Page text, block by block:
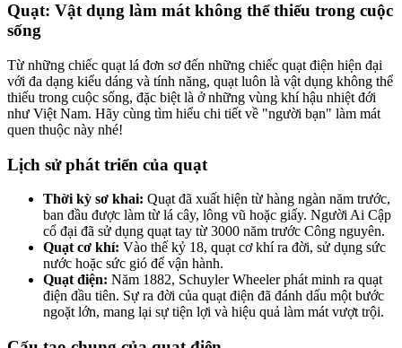
Quạt: Vật dụng làm mát không thể thiếu trong cuộc
sống
Từ những chiếc quạt lá đơn sơ đến những chiếc quạt điện hiện đại
với đa dạng kiểu dáng và tính năng, quạt luôn là vật dụng không thể
thiếu trong cuộc sống, đặc biệt là ở những vùng khí hậu nhiệt đới
như Việt Nam. Hãy cùng tìm hiểu chi tiết về "người bạn" làm mát
quen thuộc này nhé!
Lịch sử phát triển của quạt
Thời kỳ sơ khai: Quạt đã xuất hiện từ hàng ngàn năm trước,
ban đầu được làm từ lá cây, lông vũ hoặc giấy. Người Ai Cập
cổ đại đã sử dụng quạt tay từ 3000 năm trước Công nguyên.
Quạt cơ khí: Vào thế kỷ 18, quạt cơ khí ra đời, sử dụng sức
nước hoặc sức gió để vận hành.
Quạt điện: Năm 1882, Schuyler Wheeler phát minh ra quạt
điện đầu tiên. Sự ra đời của quạt điện đã đánh dấu một bước
ngoặt lớn, mang lại sự tiện lợi và hiệu quả làm mát vượt trội.